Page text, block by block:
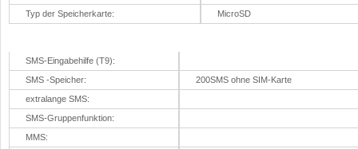
Typ der Speicherkarte:
MicroSD
SMS-Eingabehilfe (T9):
SMS -Speicher:
200SMS ohne SIM-Karte
extralange SMS:
SMS-Gruppenfunktion:
MMS: